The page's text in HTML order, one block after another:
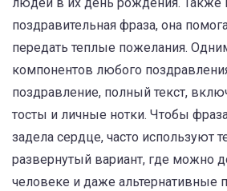
поздравительная фраза, она
передать теплые пожелания.
компонентов любого
поздравление, полный текст,
тосты и личные нотки. Чтобы
задела сердце, часто используют
развернутый вариант, где можно
человеке и даже альтернативные